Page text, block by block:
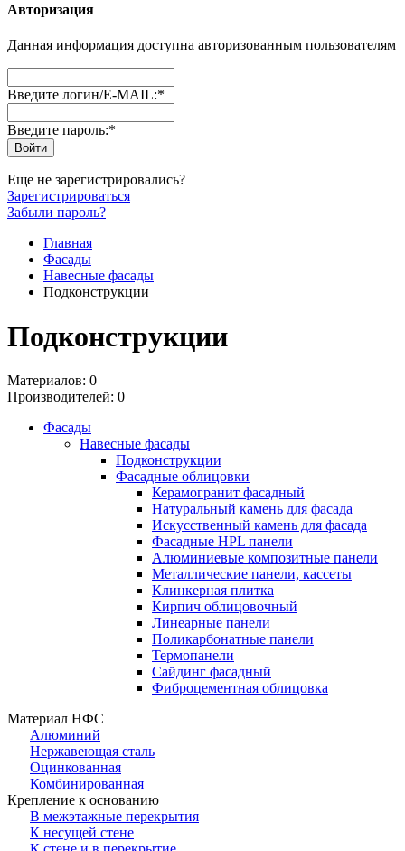
Авторизация
Данная информация доступна авторизованным пользователям
Введите логин/E-MAIL:*
Введите пароль:*
Еще не зарегистрировались?
Зарегистрироваться
Забыли пароль?
Главная
Фасады
Навесные фасады
Подконструкции
Подконструкции
Материалов: 0
Производителей: 0
Фасады
Навесные фасады
Подконструкции
Фасадные облицовки
Керамогранит фасадный
Натуральный камень для фасада
Искусственный камень для фасада
Фасадные HPL панели
Алюминиевые композитные панели
Металлические панели, кассеты
Клинкерная плитка
Кирпич облицовочный
Линеарные панели
Поликарбонатные панели
Термопанели
Сайдинг фасадный
Фиброцементная облицовка
Материал НФС
Алюминий
Нержавеющая сталь
Оцинкованная
Комбинированная
Крепление к основанию
В межэтажные перекрытия
К несущей стене